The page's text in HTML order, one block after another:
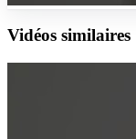
Vidéos similaires